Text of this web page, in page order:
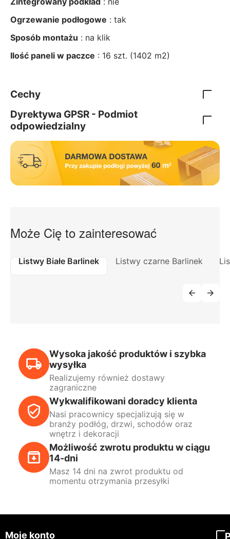
Ogrzewanie podłogowe : tak
Sposób montażu : na klik
Ilość paneli w paczce : 16 szt. (1402 m2)
Cechy
Dyrektywa GPSR - Podmiot
odpowiedzialny
Może Cię to zainteresować
Listwy Białe Barlinek Listwy czarne Barlinek
Wysoka jakość produktów i szybka
wysyłka
Realizujemy również dostawy
zagraniczne
Wykwalifikowani doradcy klienta
Nasi pracownicy specjalizują się w
branży podłóg, drzwi, schodów oraz
wnętrz i dekoracji
Możliwość zwrotu produktu w ciągu
14-dni
Masz 14 dni na zwrot produktu od
momentu otrzymania przesyłki
Moje konto